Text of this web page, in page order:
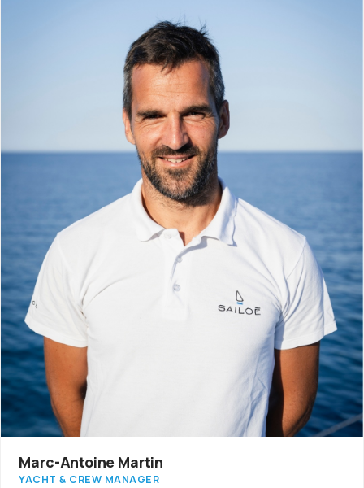
Marc-Antoine Martin
YACHT & CREW MANAGER